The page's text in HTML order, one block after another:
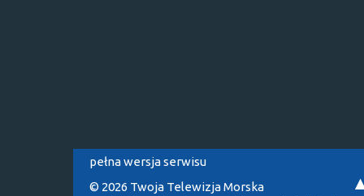
pełna wersja serwisu
© 2026 Twoja Telewizja Morska